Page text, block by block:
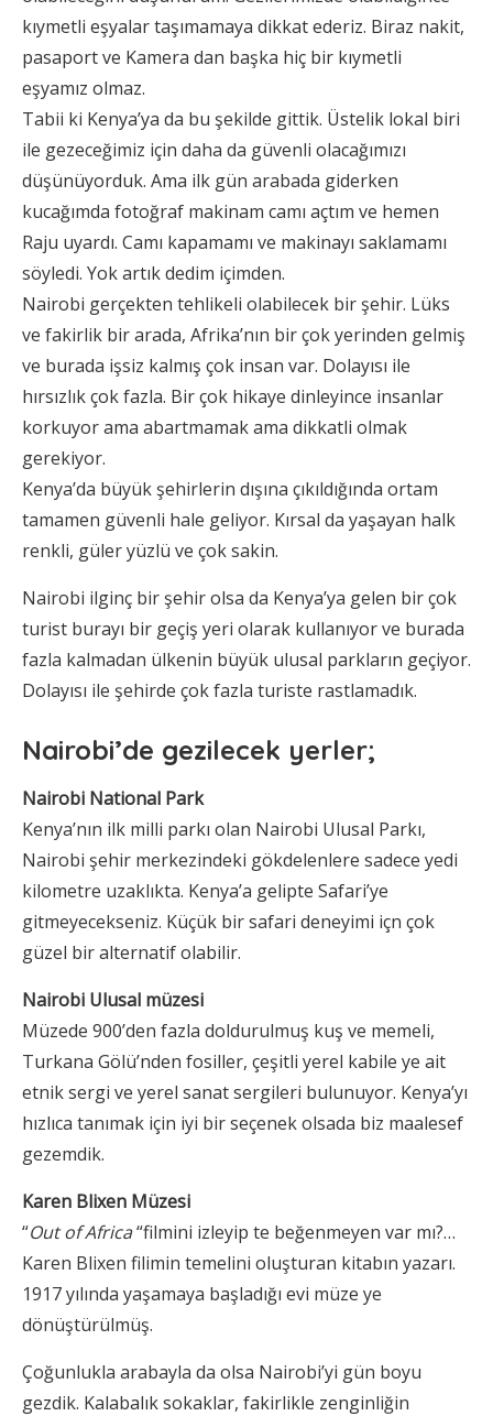
kıymetli eşyalar taşımamaya dikkat ederiz. Biraz nakit,
pasaport ve Kamera dan başka hiç bir kıymetli
eşyamız olmaz.
Tabii ki Kenya’ya da bu şekilde gittik. Üstelik lokal biri
ile gezeceğimiz için daha da güvenli olacağımızı
düşünüyorduk. Ama ilk gün arabada giderken
kucağımda fotoğraf makinam camı açtım ve hemen
Raju uyardı. Camı kapamamı ve makinayı saklamamı
söyledi. Yok artık dedim içimden.
Nairobi gerçekten tehlikeli olabilecek bir şehir. Lüks
ve fakirlik bir arada, Afrika’nın bir çok yerinden gelmiş
ve burada işsiz kalmış çok insan var. Dolayısı ile
hırsızlık çok fazla. Bir çok hikaye dinleyince insanlar
korkuyor ama abartmamak ama dikkatli olmak
gerekiyor.
Kenya’da büyük şehirlerin dışına çıkıldığında ortam
tamamen güvenli hale geliyor. Kırsal da yaşayan halk
renkli, güler yüzlü ve çok sakin.
Nairobi ilginç bir şehir olsa da Kenya’ya gelen bir çok
turist burayı bir geçiş yeri olarak kullanıyor ve burada
fazla kalmadan ülkenin büyük ulusal parkların geçiyor.
Dolayısı ile şehirde çok fazla turiste rastlamadık.
Nairobi’de gezilecek yerler;
Nairobi National Park
Kenya’nın ilk milli parkı olan Nairobi Ulusal Parkı,
Nairobi şehir merkezindeki gökdelenlere sadece yedi
kilometre uzaklıkta. Kenya’a gelipte Safari’ye
gitmeyecekseniz. Küçük bir safari deneyimi içn çok
güzel bir alternatif olabilir.
Nairobi Ulusal müzesi
Müzede 900’den fazla doldurulmuş kuş ve memeli,
Turkana Gölü’nden fosiller, çeşitli yerel kabile ye ait
etnik sergi ve yerel sanat sergileri bulunuyor. Kenya’yı
hızlıca tanımak için iyi bir seçenek olsada biz maalesef
gezemdik.
Karen Blixen Müzesi
“Out of Africa“filmini izleyip te beğenmeyen var mı?…
Karen Blixen filimin temelini oluşturan kitabın yazarı.
1917 yılında yaşamaya başladığı evi müze ye
dönüştürülmüş.
Çoğunlukla arabayla da olsa Nairobi’yi gün boyu
gezdik. Kalabalık sokaklar, fakirlikle zenginliğin